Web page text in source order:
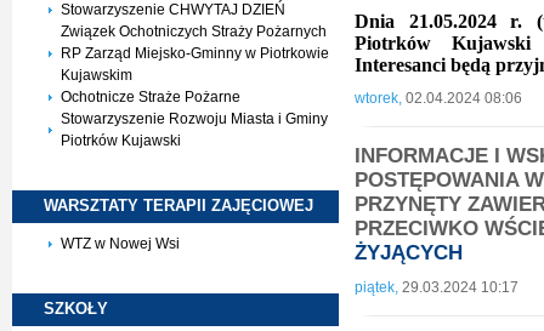
Stowarzyszenie CHWYTAJ DZIEŃ
Związek Ochotniczych Straży Pożarnych
RP Zarząd Miejsko-Gminny w Piotrkowie
Kujawskim
Ochotnicze Straże Pożarne
Stowarzyszenie Rozwoju Miasta i Gminy
Piotrków Kujawski
WARSZTATY TERAPII ZAJĘCIOWEJ
WTZ w Nowej Wsi
SZKOŁY
Dnia 21.05.2024 r.
Piotrków Kujawski
Interesanci będą
wtorek, 02.04.2024 08:06
INFORMACJE I
POSTĘPOWANIA
PRZYNĘTY
PRZECIWKO
ŻYJĄCYCH
piątek, 29.03.2024 10:17